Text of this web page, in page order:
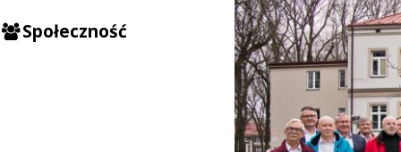
Społeczność